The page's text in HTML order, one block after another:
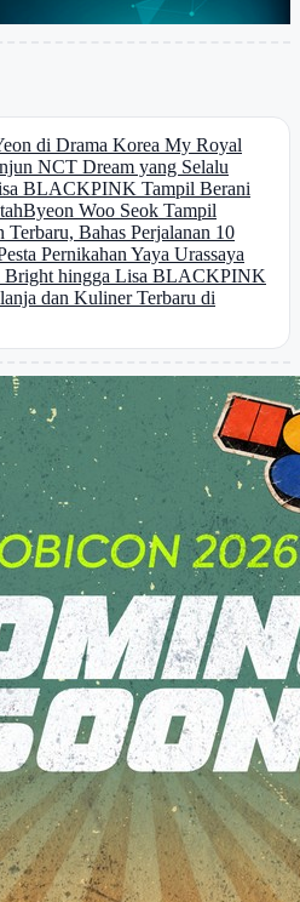
di Drama Korea My Royal
NCT Dream yang Selalu
BLACKPINK Tampil Berani
Byeon Woo Seok Tampil
Bahas Perjalanan 10
Pernikahan Yaya Urassaya
Bright hingga Lisa BLACKPINK
dan Kuliner Terbaru di